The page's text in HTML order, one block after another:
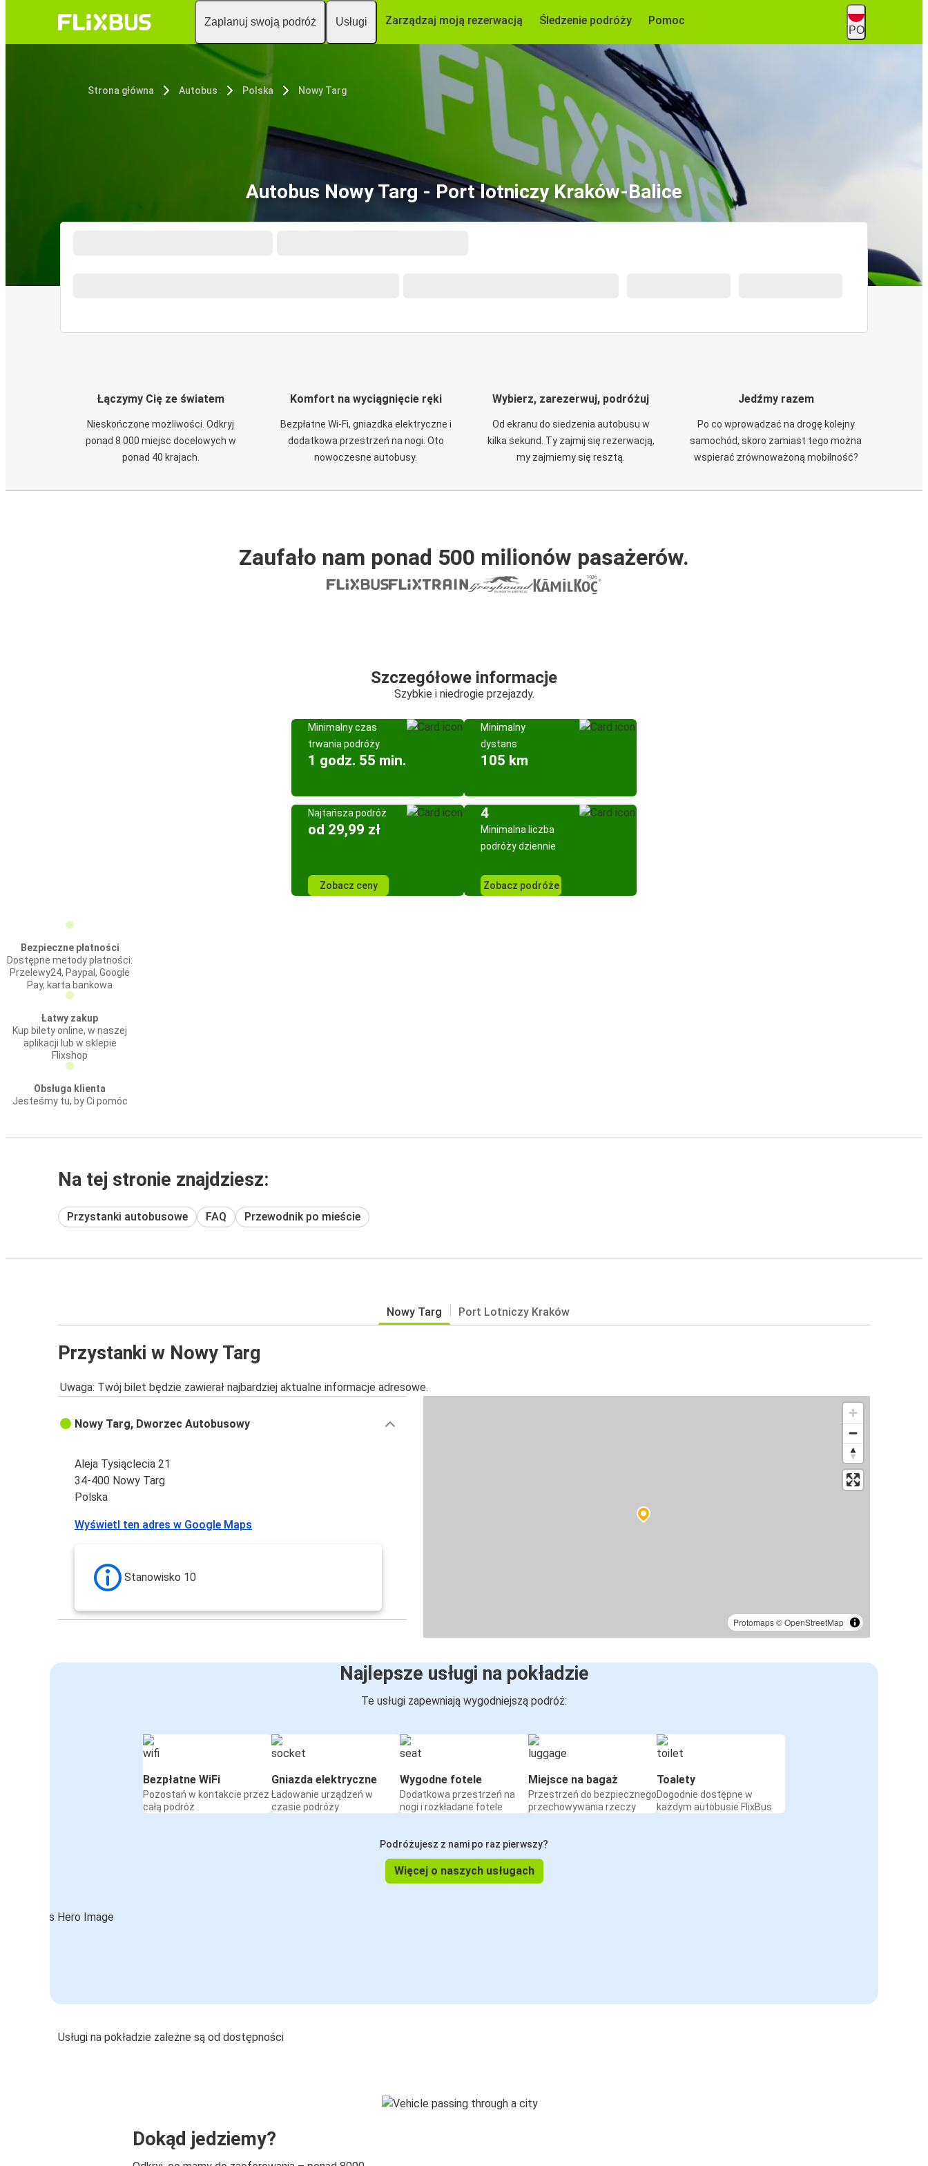
Zaplanuj swoją podróż Usługi Zarządzaj moją rezerwacją Śledzenie podróży Pomoc
PO
Strona główna Autobus Polska Nowy Targ
Autobus Nowy Targ - Port lotniczy Kraków-Balice
Łączymy Cię ze światem
Nieskończone możliwości. Odkryj
ponad 8 000 miejsc docelowych w
ponad 40 krajach.
Komfort na wyciągnięcie ręki
Bezpłatne Wi-Fi, gniazdka elektryczne i
dodatkowa przestrzeń na nogi. Oto
nowoczesne autobusy.
Wybierz, zarezerwuj, podróżuj
Od ekranu do siedzenia autobusu w
kilka sekund. Ty zajmij się rezerwacją,
my zajmiemy się resztą.
Jedźmy razem
Po co wprowadzać na drogę kolejny
samochód, skoro zamiast tego można
wspierać zrównoważoną mobilność?
Zaufało nam ponad 500 milionów pasażerów.
Szczegółowe informacje
Szybkie i niedrogie przejazdy.
Minimalny czas
trwania podróży
1 godz. 55 min.
Minimalny
dystans
105 km
Najtańsza podróż
od 29,99 zł
Zobacz ceny
4
Minimalna liczba
podróży dziennie
Zobacz podróże
Bezpieczne płatności
Dostępne metody płatności:
Przelewy24, Paypal, Google
Pay, karta bankowa
Łatwy zakup
Kup bilety online, w naszej
aplikacji lub w sklepie
Flixshop
Obsługa klienta
Jesteśmy tu, by Ci pomóc
Na tej stronie znajdziesz:
Przystanki autobusowe FAQ Przewodnik po mieście
Nowy Targ Port Lotniczy Kraków
Przystanki w Nowy Targ
Uwaga: Twój bilet będzie zawierał najbardziej aktualne informacje adresowe.
Protomaps©OpenStreetMap
Nowy Targ, Dworzec Autobusowy
Aleja Tysiąclecia 21
34-400 Nowy Targ
Polska
Wyświetl ten adres w Google Maps
Stanowisko 10
Najlepsze usługi na pokładzie
Te usługi zapewniają wygodniejszą podróż:
Bezpłatne WiFi
Pozostań w kontakcie przez
całą podróż
Gniazda elektryczne
Ładowanie urządzeń w
czasie podróży
Wygodne fotele
Dodatkowa przestrzeń na
nogi i rozkładane fotele
Miejsce na bagaż
Przestrzeń do bezpiecznego
przechowywania rzeczy
Toalety
Dogodnie dostępne w
każdym autobusie FlixBus
Podróżujesz z nami po raz pierwszy?
Więcej o naszych usługach
Usługi na pokładzie zależne są od dostępności
Dokąd jedziemy?